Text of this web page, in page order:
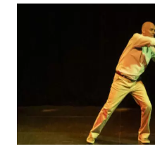
au Mali à la recherche d'un